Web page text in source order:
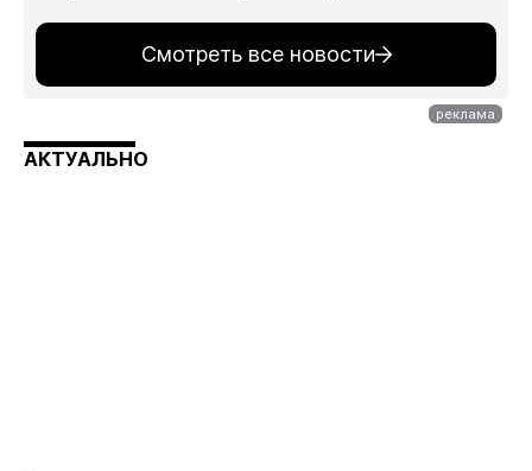
Смотреть все новости
АКТУАЛЬНО